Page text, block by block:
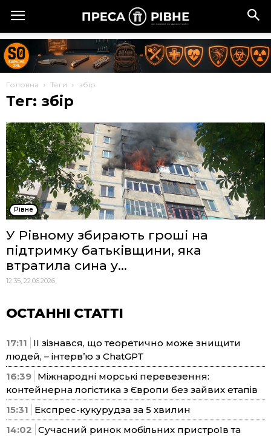
Головна Теги збір
Тег: збір
Рівне
У Рівному збирають гроші на
підтримку батьківщини, яка
втратила сина у...
12:35, 22.06.2026
ОСТАННІ СТАТТІ
17:11
ІІ зізнався, що теоретично може знищити
людей, – інтерв’ю з ChatGPT
16:39 Міжнародні морські перевезення:
контейнерна логістика з Європи без зайвих етапів
15:31
Експрес-кукурудза за 5 хвилин
14:02 Сучасний ринок мобільних пристроїв та